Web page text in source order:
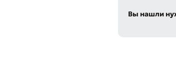
Вы нашли